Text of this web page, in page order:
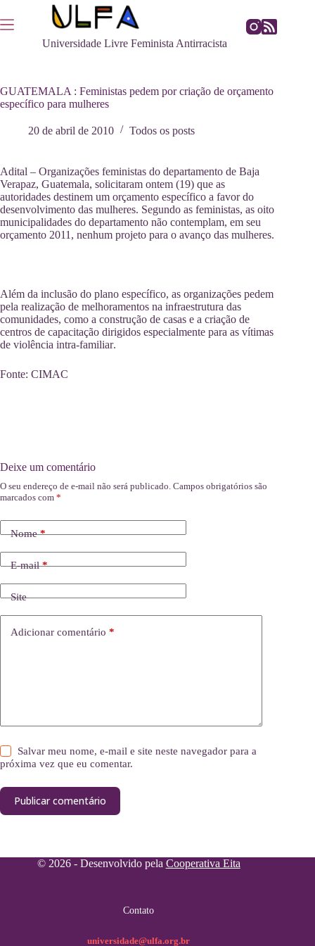
para
o
Universidade Livre Feminista Antirracista
GUATEMALA : Feministas pedem por criação de orçamento
específico para mulheres
20 de abril de 2010 Todos os posts
Adital – Organizações feministas do departamento de Baja
Verapaz, Guatemala, solicitaram ontem (19) que as
autoridades destinem um orçamento específico a favor do
desenvolvimento das mulheres. Segundo as feministas, as oito
municipalidades do departamento não contemplam, em seu
orçamento 2011, nenhum projeto para o avanço das mulheres.
Além da inclusão do plano específico, as organizações pedem
pela realização de melhoramentos na infraestrutura das
comunidades, como a construção de casas e a criação de
centros de capacitação dirigidos especialmente para as vítimas
de violência intra-familiar.
Fonte: CIMAC
Deixe um comentário
O seu endereço de e-mail não será publicado. Campos obrigatórios são
marcados com *
Nome*
E-mail*
Site
Adicionar comentário *
Salvar meu nome, e-mail e site neste navegador para a
próxima vez que eu comentar.
Publicar comentário
© 2026 - Desenvolvido pela Cooperativa Eita
Contato
universidade@ulfa.org.br